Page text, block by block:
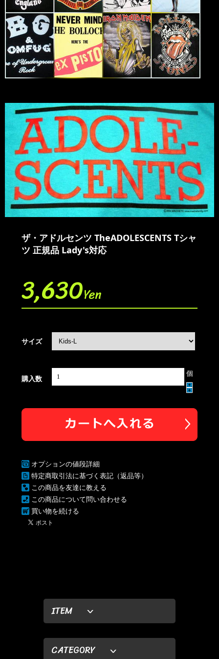
ITEM
CATEGORY
ザ・アドルセンツ TheADOLESCENTS Tシャ
ツ 正規品 Lady's対応
3,630Yen
サイズ
購入数
個
オプションの値段詳細
特定商取引法に基づく表記（返品等）
この商品を友達に教える
この商品について問い合わせる
買い物を続ける